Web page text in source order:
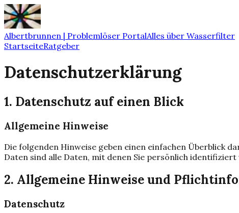
Albertbrunnen | Problemlöser PortalAlles über Wasserfilter
StartseiteRatgeber
Datenschutzerklärung
1. Datenschutz auf einen Blick
Allgemeine Hinweise
Die folgenden Hinweise geben einen einfachen Überblick
Daten sind alle Daten, mit denen Sie persönlich identifiziert
2. Allgemeine Hinweise und
Datenschutz